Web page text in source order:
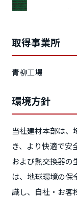
取得事業所
青柳工場
環境方針
当社建材本部は、
き、より快適で安
および熱交換器の
は、地球環境の保
識し、自社・お客